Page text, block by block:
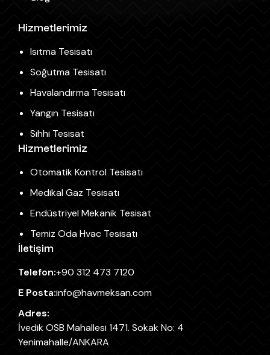
Hizmetlerimiz
Isıtma Tesisatı
Soğutma Tesisatı
Havalandırma Tesisatı
Yangın Tesisatı
Sıhhi Tesisat
Hizmetlerimiz
Otomatik Kontrol Tesisatı
Medikal Gaz Tesisatı
Endüstriyel Mekanik Tesisat
Temiz Oda Hvac Tesisatı
İletişim
Telefon:+90 312 473 7120
E Posta:info@havmeksan.com
Adres:
İvedik OSB Mahallesi 1471. Sokak No: 4
Yenimahalle/ANKARA